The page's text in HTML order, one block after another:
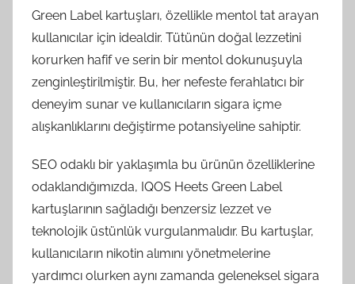
Green Label kartuşları, özellikle mentol tat arayan
kullanıcılar için idealdir. Tütünün doğal lezzetini
korurken hafif ve serin bir mentol dokunuşuyla
zenginleştirilmiştir. Bu, her nefeste ferahlatıcı bir
deneyim sunar ve kullanıcıların sigara içme
alışkanlıklarını değiştirme potansiyeline sahiptir.
SEO odaklı bir yaklaşımla bu ürünün özelliklerine
odaklandığımızda, IQOS Heets Green Label
kartuşlarının sağladığı benzersiz lezzet ve
teknolojik üstünlük vurgulanmalıdır. Bu kartuşlar,
kullanıcıların nikotin alımını yönetmelerine
yardımcı olurken aynı zamanda geleneksel sigara